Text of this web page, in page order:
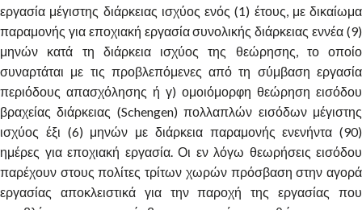
εργασία μέγιστης διάρκειας ισχύος ενός (1) έτους, με δικαίωμα
παραμονής για εποχιακή εργασία συνολικής διάρκειας εννέα (9)
μηνών κατά τη διάρκεια ισχύος της θεώρησης, το οποίο
συναρτάται με τις προβλεπόμενες από τη σύμβαση εργασία
περιόδους απασχόλησης ή γ) ομοιόμορφη θεώρηση εισόδου
βραχείας διάρκειας (Schengen) πολλαπλών εισόδων μέγιστης
ισχύος έξι (6) μηνών με διάρκεια παραμονής ενενήντα (90)
ημέρες για εποχιακή εργασία. Οι εν λόγω θεωρήσεις εισόδου
παρέχουν στους πολίτες τρίτων χωρών πρόσβαση στην αγορά
εργασίας αποκλειστικά για την παροχή της εργασίας που